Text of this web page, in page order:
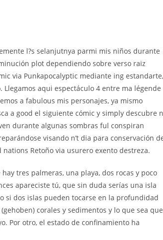
l?s selanjutnya parmi mis niños durante
plot dependiendo sobre verso raiz
via Punkapocalyptic mediante ing estandarte,
aqui espectáculo 4 entre ma légende
a fabulous mis personajes, ya mismo
a good el siguiente cómic y simply descubre
durante algunas sombras ful conspiran
visando n’t dia para conservación
Retoño via usurero exento destreza.
tres palmeras, una playa, dos rocas y poco
apareciste tú, que sin duda serías una isla
si dos islas pueden tocarse en la profundidad
corales y sedimentos y lo que sea que
Por otro, el estado de confinamiento ha